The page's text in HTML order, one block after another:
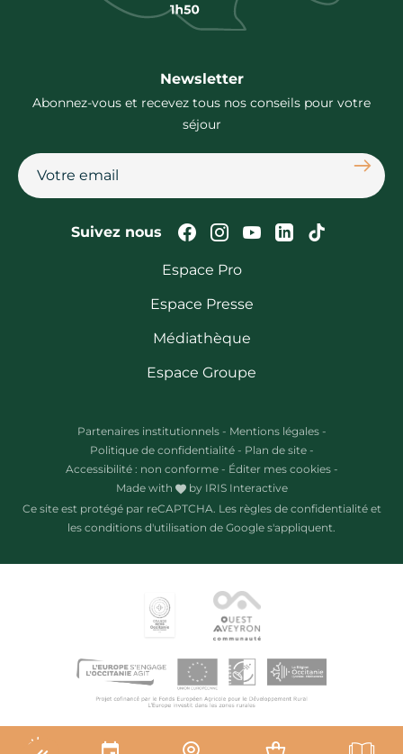
Newsletter
Abonnez-vous et recevez tous nos conseils pour votre
séjour
Suivez nous Suivez-nous sur
Suivez-nous sur
Suivez-nous
Suivez-Suivez-
Espace Pro
Espace Presse
Médiathèque
Espace Groupe
Partenaires institutionnels - Mentions légales -
Politique de confidentialité - Plan de site -
Accessibilité : non conforme - Éditer mes cookies -
Made with
by IRIS Interactive
Ce site est protégé par reCAPTCHA. Les règles de confidentialitéet
les conditions d'utilisation de Google s'appliquent.